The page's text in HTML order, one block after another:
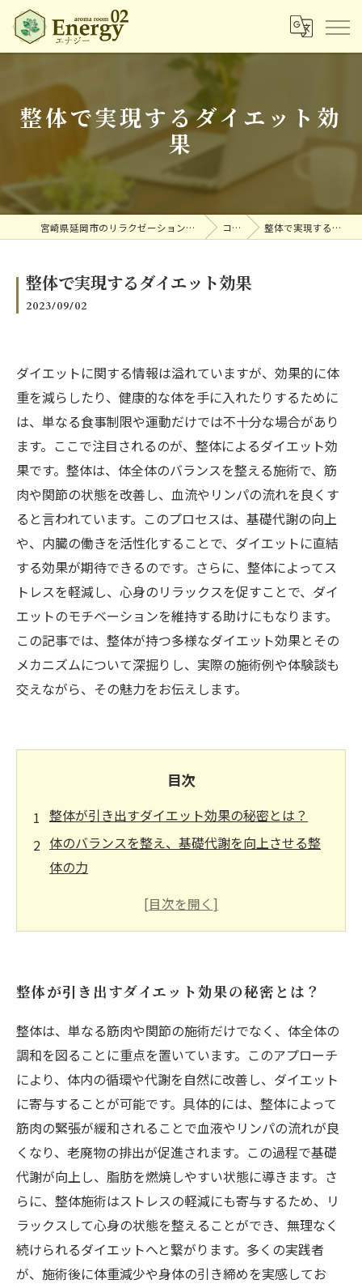
整体で実現するダイエット効
果
宮崎県延岡市のリラクゼーションならアロマルームエナジー コラム 整体で実現するダイエット効果
整体で実現するダイエット効果
2023/09/02
ダイエットに関する情報は溢れていますが、効果的に体
重を減らしたり、健康的な体を手に入れたりするために
は、単なる食事制限や運動だけでは不十分な場合があり
ます。ここで注目されるのが、整体によるダイエット効
果です。整体は、体全体のバランスを整える施術で、筋
肉や関節の状態を改善し、血流やリンパの流れを良くす
ると言われています。このプロセスは、基礎代謝の向上
や、内臓の働きを活性化することで、ダイエットに直結
する効果が期待できるのです。さらに、整体によってス
トレスを軽減し、心身のリラックスを促すことで、ダイ
エットのモチベーションを維持する助けにもなります。
この記事では、整体が持つ多様なダイエット効果とその
メカニズムについて深掘りし、実際の施術例や体験談も
交えながら、その魅力をお伝えします。
目次
整体が引き出すダイエット効果の秘密とは？
体のバランスを整え、基礎代謝を向上させる整
体の力
整体施術を受けた体験談：2ヶ月で5キロ減の成
健康的な体を手に入れるための整体の重要性
整体によるダイエット効果の科学：なぜ効くの
か？
あなたも試してみたい！整体で実現する理想の
ボディへの道
整体が引き出すダイエット効果の秘密とは？
整体は、単なる筋肉や関節の施術だけでなく、体全体の
調和を図ることに重点を置いています。このアプローチ
により、体内の循環や代謝を自然に改善し、ダイエット
に寄与することが可能です。具体的には、整体によって
筋肉の緊張が緩和されることで血液やリンパの流れが良
くなり、老廃物の排出が促進されます。この過程で基礎
代謝が向上し、脂肪を燃焼しやすい状態に導きます。さ
らに、整体施術はストレスの軽減にも寄与するため、リ
ラックスして心身の状態を整えることができ、無理なく
続けられるダイエットへと繋がります。多くの実践者
が、施術後に体重減少や身体の引き締めを実感してお